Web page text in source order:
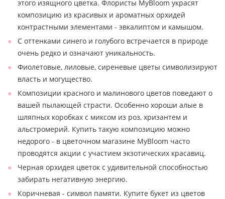
этого изящного цветка. Флористы MyBloom украсят
композицию из красивых и ароматных орхидей
контрастными элементами - эвкалиптом и камышом.
С оттенками синего и голубого встречается в природе
очень редко и означают уникальность.
Фиолетовые, лиловые, сиреневые цветы символизируют
власть и могущество.
Композиции красного и малинового цветов поведают о
вашей пылающей страсти. Особенно хороши алые в
шляпных коробках с миксом из роз, хризантем и
альстромерий. Купить такую композицию можно
недорого - в цветочном магазине MyBloom часто
проводятся акции с участием экзотических красавиц.
Черная орхидея цветок с удивительной способностью
забирать негативную энергию.
Коричневая - символ памяти. Купите букет из цветов